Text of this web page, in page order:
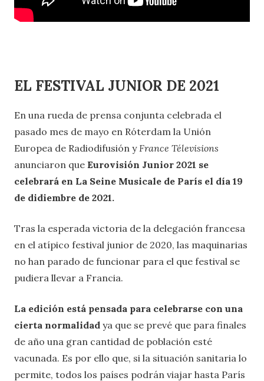
EL FESTIVAL JUNIOR DE 2021
En una rueda de prensa conjunta celebrada el
pasado mes de mayo en Róterdam la Unión
Europea de Radiodifusión y France Télevisions
anunciaron que Eurovisión Junior 2021 se
celebrará en La Seine Musicale de París el día 19
de didiembre de 2021.
Tras la esperada victoria de la delegación francesa
en el atípico festival junior de 2020, las maquinarias
no han parado de funcionar para el que festival se
pudiera llevar a Francia.
La edición está pensada para celebrarse con una
cierta normalidad ya que se prevé que para finales
de año una gran cantidad de población esté
vacunada. Es por ello que, si la situación sanitaria lo
permite, todos los países podrán viajar hasta París